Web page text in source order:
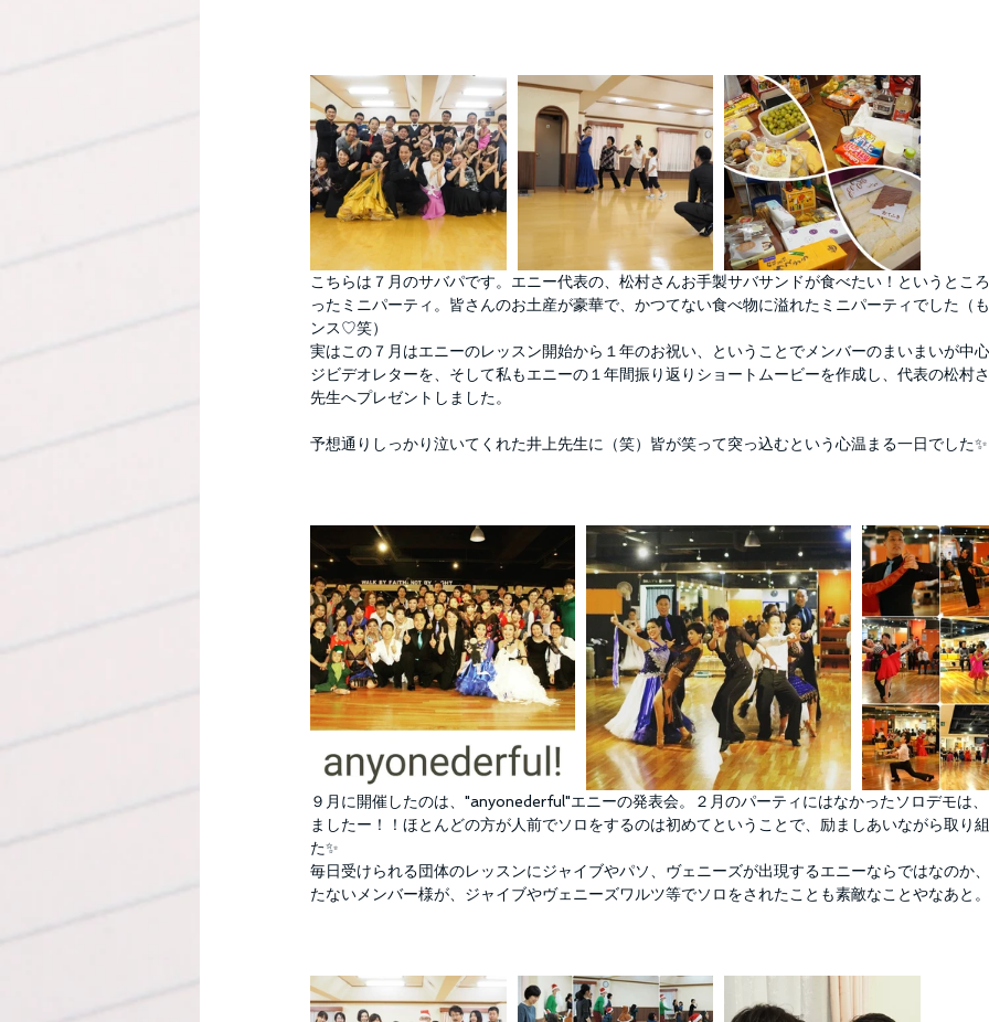
こちらは７月のサバパです。エニー代表の、松村さんお手製サバサンドが食べたい！というとこ
ったミニパーティ。皆さんのお土産が豪華で、かつてない食べ物に溢れたミニパーティでした（
ンス♡笑）
実はこの７月はエニーのレッスン開始から１年のお祝い、ということでメンバーのまいまいが中
ジビデオレターを、そして私もエニーの１年間振り返りショートムービーを作成し、代表の松村
先生へプレゼントしました。
予想通りしっかり泣いてくれた井上先生に（笑）皆が笑って突っ込むという心温まる一日でした✨
９月に開催したのは、"anyonederful"エニーの発表会。２月のパーティにはなかったソロデモは
ましたー！！ほとんどの方が人前でソロをするのは初めてということで、励ましあいながら取り
た✨
毎日受けられる団体のレッスンにジャイブやパソ、ヴェニーズが出現するエニーならではなのか
たないメンバー様が、ジャイブやヴェニーズワルツ等でソロをされたことも素敵なことやなあと。